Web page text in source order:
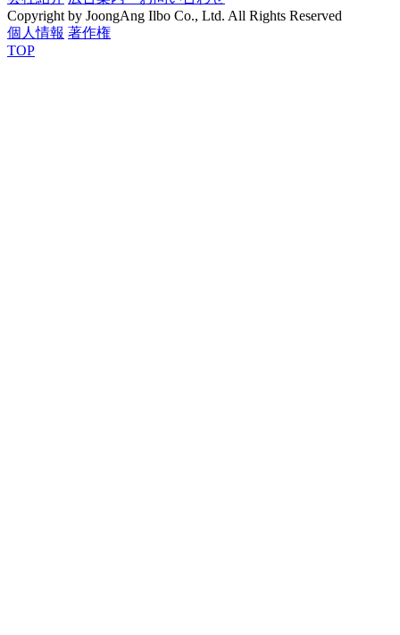
Copyright by JoongAng Ilbo Co., Ltd. All Rights Reserved
個人情報 著作権
TOP